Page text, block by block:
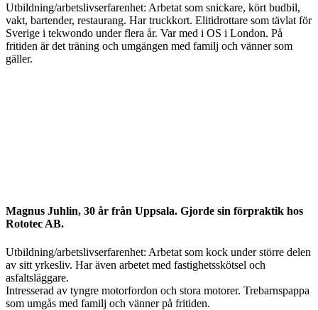
Utbildning/arbetslivserfarenhet: Arbetat som snickare, kört budbil,
vakt, bartender, restaurang. Har truckkort. Elitidrottare som tävlat för
Sverige i tekwondo under flera år. Var med i OS i London. På
fritiden är det träning och umgängen med familj och vänner som
gäller.
Magnus Juhlin, 30 år från Uppsala. Gjorde sin förpraktik hos
Rototec AB.
Utbildning/arbetslivserfarenhet: Arbetat som kock under större delen
av sitt yrkesliv. Har även arbetet med fastighetsskötsel och
asfaltsläggare.
Intresserad av tyngre motorfordon och stora motorer. Trebarnspappa
som umgås med familj och vänner på fritiden.